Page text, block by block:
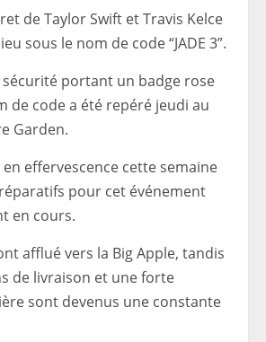
de Taylor Swift et Travis Kelce
sous le nom de code “JADE 3”.
sécurité portant un badge rose
de code a été repéré jeudi au
Garden.
en effervescence cette semaine
pour cet événement
en cours.
afflué vers la Big Apple, tandis
de livraison et une forte
sont devenus une constante